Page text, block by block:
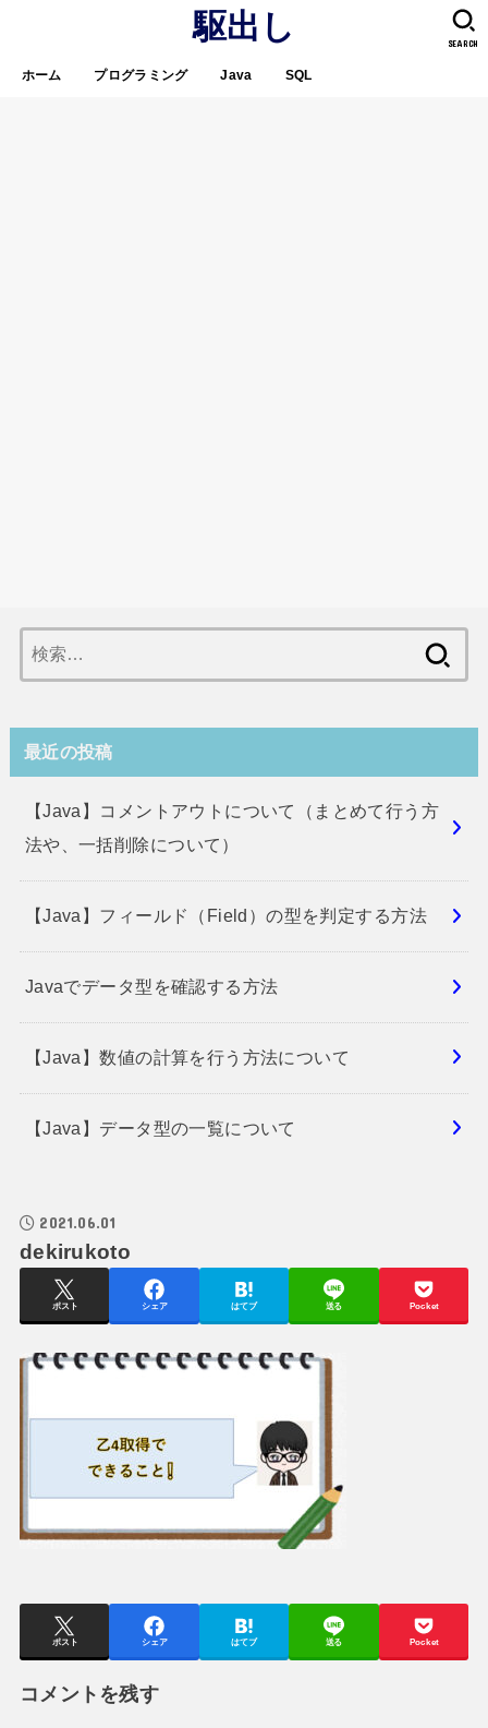
駆出し
ホーム プログラミング Java SQL
SEARCH
索:
最近の投稿
【Java】コメントアウトについて（まとめて行う方
法や、一括削除について）
【Java】フィールド（Field）の型を判定する方法
Javaでデータ型を確認する方法
【Java】数値の計算を行う方法について
【Java】データ型の一覧について
2021.06.01
dekirukoto
ポスト シェア はてブ 送る Pocket
ポスト シェア はてブ 送る Pocket
コメントを残す